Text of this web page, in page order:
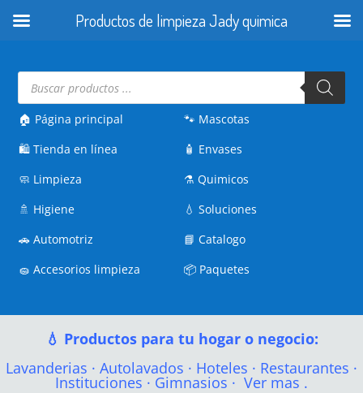
Búsqueda
productos
🏠 Página principal
🛍️Tienda en línea
🧼 Limpieza
🚿 Higiene
🚗Automotriz
🧽Accesorios limpieza
🐾 Mascotas
🧴 Envases
⚗️Quimicos
💧Soluciones
📘Catalogo
📦 Paquetes
💧 Productos para tu hogar o negocio:
Lavanderias · Autolavados · Hoteles · Restaurantes ·
Instituciones · Gimnasios · Ver mas .
Productos de limpieza Jady quimica